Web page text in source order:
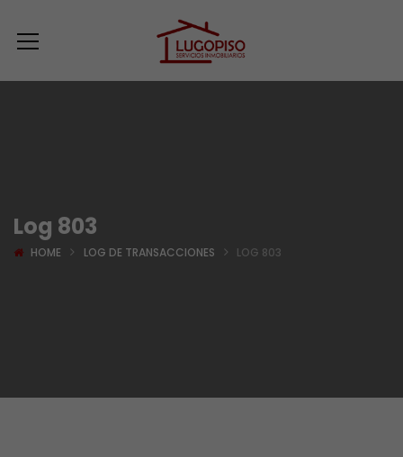
Log 803
HOME LOG DE TRANSACCIONES LOG 803